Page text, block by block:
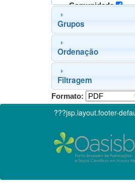
Comunidade
Grupos
Ordenação
Filtragem
Formato:
???jsp.layout.footer-